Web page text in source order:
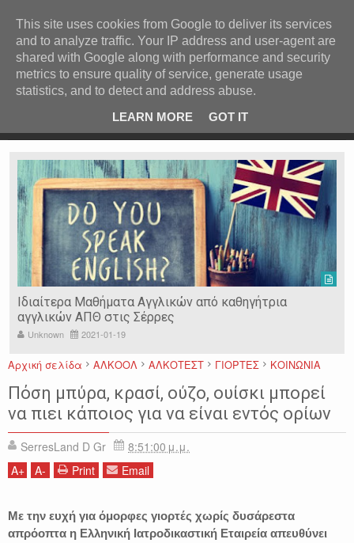
Ιερόσυλοι έκλεψαν τάματα από Ιερό Ναό στις Σέρρες
Ιδιαίτερα Μαθήματα Αγγλικών από καθηγήτρια
αγγλικών ΑΠΘ στις Σέρρες
Unknown 2021-01-19
Αρχική σελίδα ΑΛΚΟΟΛ ΑΛΚΟΤΕΣΤ ΓΙΟΡΤΕΣ ΚΟΙΝΩΝΙΑ
Πόση μπύρα, κρασί, ούζο, ουίσκι μπορεί
να πιει κάποιος για να είναι εντός ορίων
SerresLand D Gr
8:51:00 μ.μ.
A+ A- Print Email
Με την ευχή για όμορφες γιορτές χωρίς δυσάρεστα
απρόοπτα η Ελληνική Ιατροδικαστική Εταιρεία απευθύνει
ΚΕΝΤΡΙΚΗ ΑΝΑ ΚΑΤΗΓΟΡΙΑ
ΕΙΔΗΣΕΙΣ ΑΝΑ ΠΕΡΙΟΧΗ
ΠΡΟΣΦΑΤΑ ΝΕΑ
Ν. ΣΕΡΡΩΝ Η ΓΗ ΜΑΣ
ΤΥΧΑΙΕΣ ΑΝΑΡΤΗΣΕΙΣ/ΑΡΘΡΑ
Serres Racing Circuit
Panserraikos FC
Ikaroi B.C.
This site uses cookies from Google to deliver its services
and to analyze traffic. Your IP address and user-agent are
shared with Google along with performance and security
metrics to ensure quality of service, generate usage
statistics, and to detect and address abuse.
LEARN MORE
GOT IT